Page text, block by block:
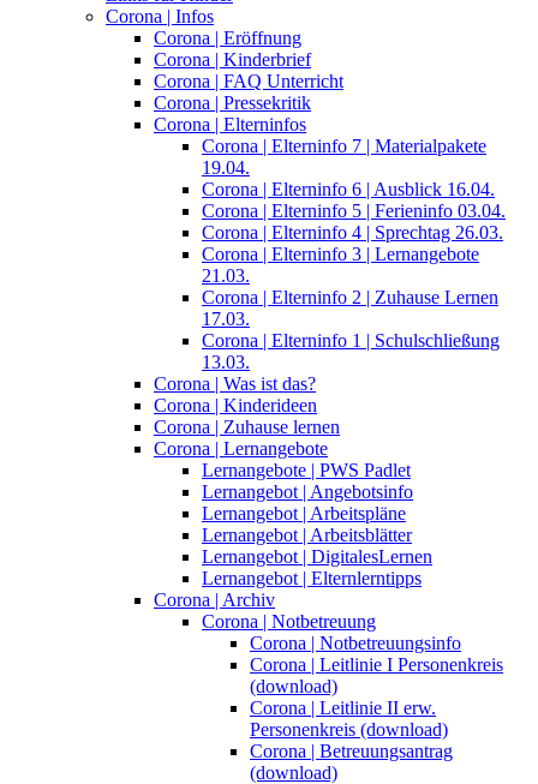
Corona | Infos
Corona | Eröffnung
Corona | Kinderbrief
Corona | FAQ Unterricht
Corona | Pressekritik
Corona | Elterninfos
Corona | Elterninfo 7 | Materialpakete
19.04.
Corona | Elterninfo 6 | Ausblick 16.04.
Corona | Elterninfo 5 | Ferieninfo 03.04.
Corona | Elterninfo 4 | Sprechtag 26.03.
Corona | Elterninfo 3 | Lernangebote
21.03.
Corona | Elterninfo 2 | Zuhause Lernen
17.03.
Corona | Elterninfo 1 | Schulschließung
13.03.
Corona | Was ist das?
Corona | Kinderideen
Corona | Zuhause lernen
Corona | Lernangebote
Lernangebote | PWS Padlet
Lernangebot | Angebotsinfo
Lernangebot | Arbeitspläne
Lernangebot | Arbeitsblätter
Lernangebot | DigitalesLernen
Lernangebot | Elternlerntipps
Corona | Archiv
Corona | Notbetreuung
Corona | Notbetreuungsinfo
Corona | Leitlinie I Personenkreis
(download)
Corona | Leitlinie II erw.
Personenkreis (download)
Corona | Betreuungsantrag
(download)